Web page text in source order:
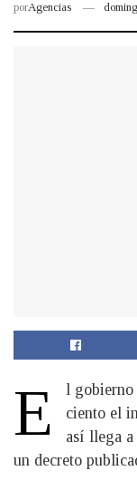
porAgencias
E
l gobierno
ciento el
así llega a
un decreto